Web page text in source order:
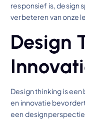
responsief is, design
verbeteren van onze
Design
Design thinking is
en innovatie
een